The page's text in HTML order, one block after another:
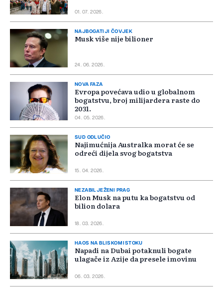
01. 07. 2026.
NAJBOGATIJI ČOVJEK
Musk više nije bilioner
24. 06. 2026.
NOVA FAZA
Evropa povećava udio u globalnom
bogatstvu, broj milijardera raste do
2031.
04. 05. 2026.
SUD ODLUČIO
Najimućnija Australka morat će se
odreći dijela svog bogatstva
15. 04. 2026.
NEZABILJEŽENI PRAG
Elon Musk na putu ka bogatstvu od
bilion dolara
18. 03. 2026.
HAOS NA BLISKOM ISTOKU
Napadi na Dubai potaknuli bogate
ulagače iz Azije da presele imovinu
06. 03. 2026.